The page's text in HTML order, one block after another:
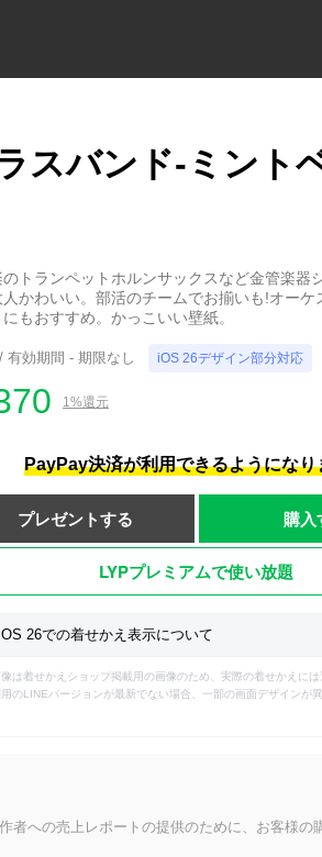
スバンド-ミント
のトランペットホルンサックスなど金管楽器
人かわいい。部活のチームでお揃いも!オーケ
もおすすめ。かっこいい壁紙。
有効期間 - 期限なし iOS 26デザイン部分対応
1%還元
PayPay決済が利用できるようになり
プレゼントする 購入
LYPプレミアムで使い放題
26での着せかえ表示について
は着せかえショップ掲載用の画像のため、実際の着せかえには
のLINEバージョンが最新でない場合、一部の画面デザインが
者への売上レポートの提供のために、お客様の